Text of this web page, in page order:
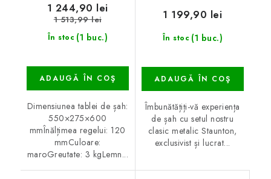
În stoc (1 buc.)
1 244,90 lei
1 513,99 lei
ADAUGĂ ÎN COŞ
Dimensiunea tablei de șah:
550×275×600
mmÎnălțimea regelui: 120
mmCuloare:
maroGreutate: 3 kgLemn...
În stoc (1 buc.)
1 199,90 lei
ADAUGĂ ÎN COŞ
Îmbunătățiți-vă experiența
de șah cu setul nostru
clasic metalic Staunton,
exclusivist și lucrat...